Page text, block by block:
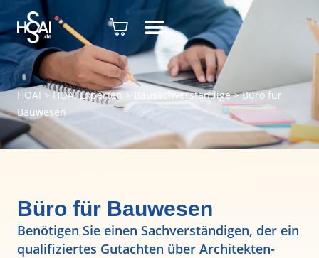
HOAI > HOAI Experten> Bausachverständige>Büro für
Bauwesen
Büro für Bauwesen
Benötigen Sie einen Sachverständigen, der ein
qualifiziertes Gutachten über Architekten-